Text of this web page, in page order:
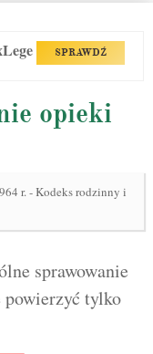
SPRAWDŹ
opieki
r. - Kodeks rodzinny i
sprawowanie
powierzyć tylko